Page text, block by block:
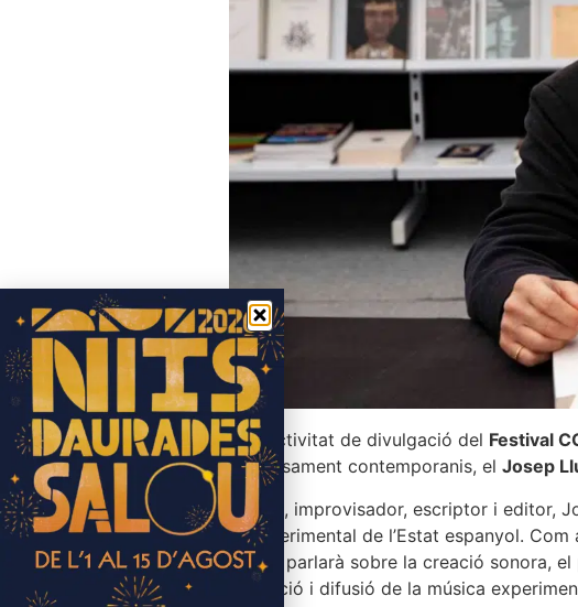
Una altra activitat de divulgació del Festival
l’art i el pensament contemporanis, el Josep
Saxofonista, improvisador, escriptor i editor,
música experimental de l’Estat espanyol.
Galiana ens parlarà sobre la creació sonora,
documentació i difusió de la música